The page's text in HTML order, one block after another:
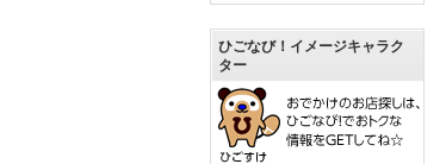
ひごなび！イメージキャラク
ター